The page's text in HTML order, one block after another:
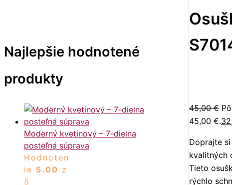
Najlepšie hodnotené
produkty
Moderný kvetinový – 7-dielna
posteľná súprava
Hodnoten
ie 5.00 z
5
45,00€
45,00 €.
Doprajte
kvalitných
Tieto
rýchlo